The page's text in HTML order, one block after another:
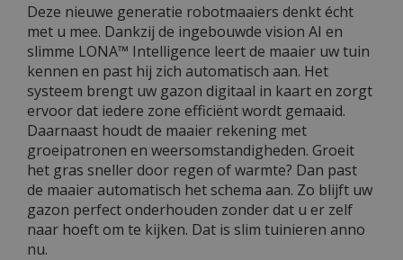
Deze nieuwe generatie robotmaaiers denkt écht
met u mee. Dankzij de ingebouwde vision AI en
slimme LONA™ Intelligence leert de maaier uw tuin
kennen en past hij zich automatisch aan. Het
systeem brengt uw gazon digitaal in kaart en zorgt
ervoor dat iedere zone efficiënt wordt gemaaid.
Daarnaast houdt de maaier rekening met
groeipatronen en weersomstandigheden. Groeit
het gras sneller door regen of warmte? Dan past
de maaier automatisch het schema aan. Zo blijft uw
gazon perfect onderhouden zonder dat u er zelf
naar hoeft om te kijken. Dat is slim tuinieren anno
nu.